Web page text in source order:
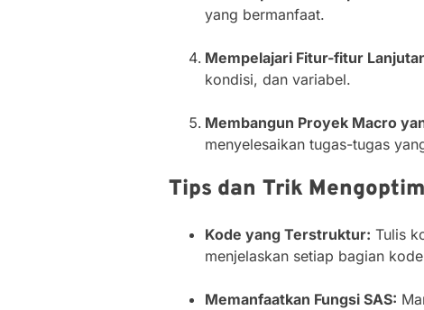
yang bermanfaat.
Mempelajari Fitur-fitur
kondisi, dan variabel.
Membangun Proyek Macro
menyelesaikan tugas-tugas
Tips dan Trik
Kode yang Terstruktur: Tulis
menjelaskan setiap bagian
Memanfaatkan Fungsi SAS: